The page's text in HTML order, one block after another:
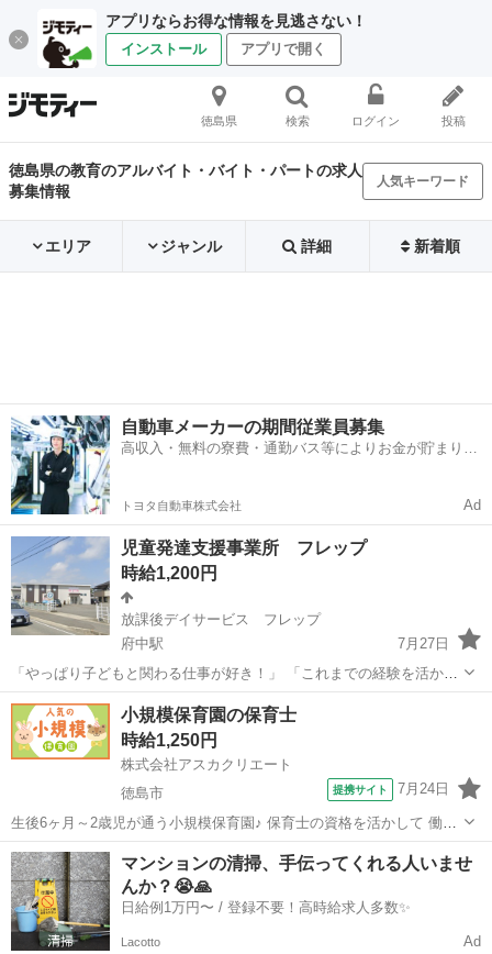
アプリならお得な情報を見逃さない！
インストール アプリで開く
徳島県 検索 ログイン 投稿
徳島県の教育のアルバイト・バイト・パートの求人
募集情報
人気キーワード
エリア ジャンル 詳細 新着順
自動車メーカーの期間従業員募集
高収入・無料の寮費・通勤バス等によりお金が貯まりや
トヨタ自動車株式会社 Ad
児童発達支援事業所 フレップ
時給1,200円
放課後デイサービス フレップ
府中駅
7月27日
「やっぱり子どもと関わる仕事が好き！」 「これまでの経験を活かし
て、無理なく笑顔で働ける場所を探している」 そんな想いをお持ちの
保育士さん、児童発達支援事業所「フレップ」で一緒に働きません
か？ 私たちが一番大切にしている...
徳島 徳島市 府中駅 保育士
小規模保育園の保育士
時給1,250円
株式会社アスカクリエート
徳島市
提携サイト 7月24日
生後6ヶ月～2歳児が通う小規模保育園♪ 保育士の資格を活かして 働い
てみませんか？(*^^*) 園児の増員に伴い、 職員さんを募集していま
す！ ■お仕事内容 ‾‾‾‾‾‾‾ 園児の見守り、食事や排泄の補助など 保育業
務...
徳島 徳島市
マンションの清掃、手伝ってくれる人いませ
んか？😭🙏
日給例1万円〜 / 登録不要！高時給求人多数✨
Lacotto Ad